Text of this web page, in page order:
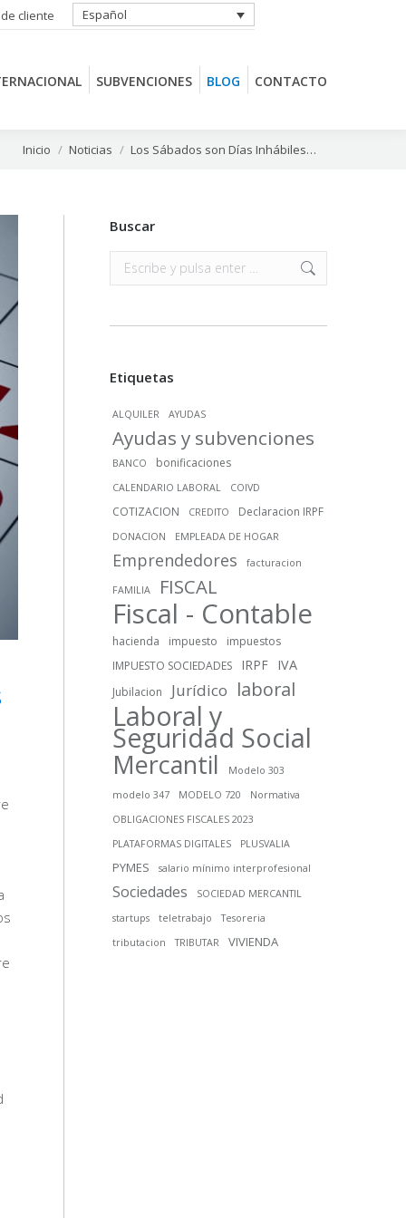
cliente Español
SUBVENCIONES BLOG CONTACTO
Estás aquí:
Inicio Noticias Los Sábados son Días Inhábiles…
Buscar
Buscar:
Etiquetas
ALQUILER AYUDAS
Ayudas y subvenciones
BANCO bonificaciones
CALENDARIO LABORAL COIVD
COTIZACION CREDITO Declaracion IRPF
DONACION EMPLEADA DE HOGAR
Emprendedores facturacion
FAMILIA FISCAL
Fiscal - Contable
hacienda impuesto
impuestos
IMPUESTO SOCIEDADES
IRPF IVA
Jubilacion Jurídico laboral
Laboral y
Seguridad Social
Mercantil
Modelo 303
modelo 347
MODELO 720
Normativa
OBLIGACIONES FISCALES 2023
PLATAFORMAS DIGITALES
PLUSVALIA
PYMES salario mínimo interprofesional
Sociedades
SOCIEDAD MERCANTIL
startups
teletrabajo
Tesoreria
tributacion
TRIBUTAR VIVIENDA